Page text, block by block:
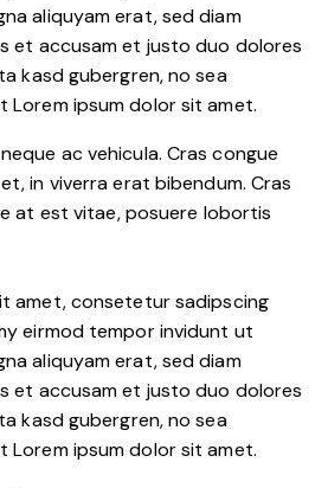
aliquyam erat, sed diam
et accusam et justo duo dolores
kasd gubergren, no sea
Lorem ipsum dolor sit amet.
ac vehicula. Cras congue
in viverra erat bibendum. Cras
at est vitae, posuere lobortis
amet, consetetur sadipscing
eirmod tempor invidunt ut
aliquyam erat, sed diam
et accusam et justo duo dolores
kasd gubergren, no sea
Lorem ipsum dolor sit amet.